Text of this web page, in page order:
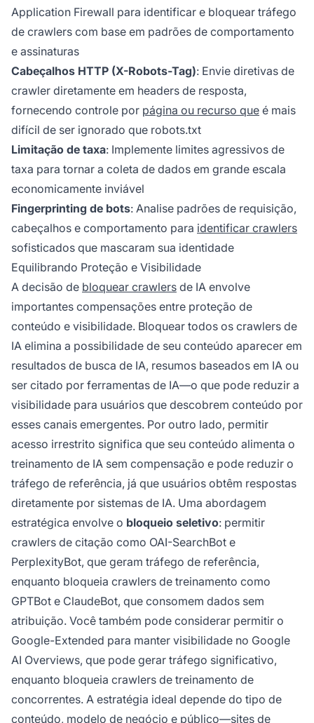
Application Firewall para identificar e bloquear tráfego
de crawlers com base em padrões de comportamento
e assinaturas
Cabeçalhos HTTP (X-Robots-Tag): Envie diretivas de
crawler diretamente em headers de resposta,
fornecendo controle por página ou recurso que é mais
difícil de ser ignorado que robots.txt
Limitação de taxa: Implemente limites agressivos de
taxa para tornar a coleta de dados em grande escala
economicamente inviável
Fingerprinting de bots: Analise padrões de requisição,
cabeçalhos e comportamento para identificar crawlers
sofisticados que mascaram sua identidade
Equilibrando Proteção e Visibilidade
A decisão de bloquear crawlers de IA envolve
importantes compensações entre proteção de
conteúdo e visibilidade. Bloquear todos os crawlers de
IA elimina a possibilidade de seu conteúdo aparecer em
resultados de busca de IA, resumos baseados em IA ou
ser citado por ferramentas de IA—o que pode reduzir a
visibilidade para usuários que descobrem conteúdo por
esses canais emergentes. Por outro lado, permitir
acesso irrestrito significa que seu conteúdo alimenta o
treinamento de IA sem compensação e pode reduzir o
tráfego de referência, já que usuários obtêm respostas
diretamente por sistemas de IA. Uma abordagem
estratégica envolve o bloqueio seletivo: permitir
crawlers de citação como OAI-SearchBot e
PerplexityBot, que geram tráfego de referência,
enquanto bloqueia crawlers de treinamento como
GPTBot e ClaudeBot, que consomem dados sem
atribuição. Você também pode considerar permitir o
Google-Extended para manter visibilidade no Google
AI Overviews, que pode gerar tráfego significativo,
enquanto bloqueia crawlers de treinamento de
concorrentes. A estratégia ideal depende do tipo de
conteúdo, modelo de negócio e público—sites de